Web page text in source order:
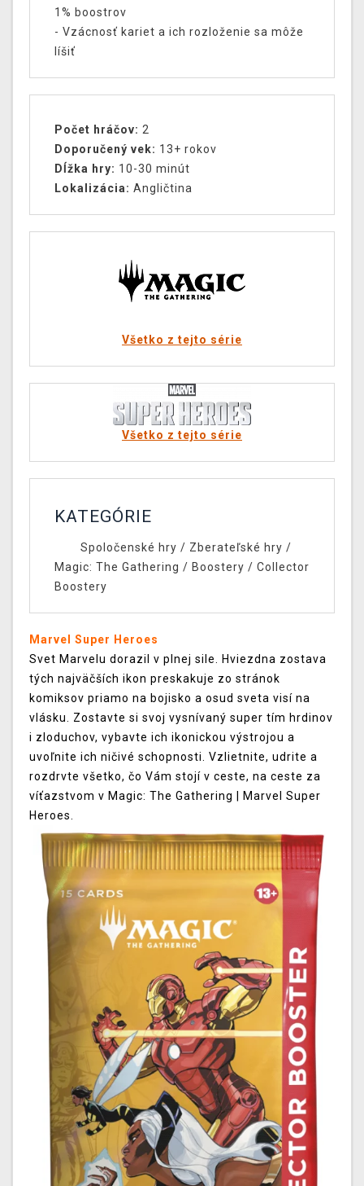
1% boostrov
- Vzácnosť kariet a ich rozloženie sa môže
líšiť
Počet hráčov: 2
Doporučený vek: 13+ rokov
Dĺžka hry: 10-30 minút
Lokalizácia: Angličtina
Všetko z tejto série
Všetko z tejto série
KATEGÓRIE
Spoločenské hry / Zberateľské hry /
Magic: The Gathering / Boostery / Collector
Boostery
Marvel Super Heroes
Svet Marvelu dorazil v plnej sile. Hviezdna zostava
tých najväčších ikon preskakuje zo stránok
komiksov priamo na bojisko a osud sveta visí na
vlásku. Zostavte si svoj vysnívaný super tím hrdinov
i zloduchov, vybavte ich ikonickou výstrojou a
uvoľnite ich ničivé schopnosti. Vzlietnite, udrite a
rozdrvte všetko, čo Vám stojí v ceste, na ceste za
víťazstvom v Magic: The Gathering | Marvel Super
Heroes.